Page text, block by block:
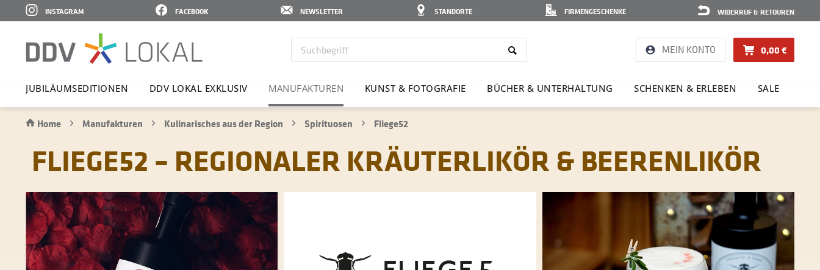
WIDERRUF & RETOUREN
FIRMENGESCHENKE
STANDORTE
NEWSLETTER
FACEBOOK
INSTAGRAM
MEIN KONTO 0,00 €
JUBI­LÄ­UMS­E­DI­TIONEN DDV LOKAL EXKLUSIV MANU­FAK­TUREN KUNST & FOTO­GRAFIE BÜCHER & UNTER­HAL­TUNG SCHENKEN & ERLEBEN SALE
Home Manufakturen Kulinarisches aus der Region Spirituosen Fliege52
FLIEGE52 – REGIONALER KRÄUTERLIKÖR & BEERENLIKÖR